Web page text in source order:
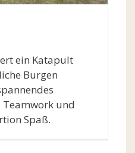
ein Katapult
Burgen
und
Spaß.